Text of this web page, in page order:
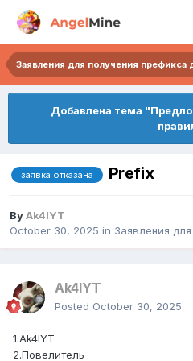
Заявления для получения префикса
Добавлена тема
заявка отказана Prefix
ByAk4lYT
October 30, 2025 in Заявления
Ak4lYT
Posted October 30, 2025
1.Ak4lYT
2.Повелитель